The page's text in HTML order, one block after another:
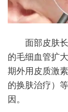
面部皮肤长
的毛细血管扩
期外用皮质激
的换肤治疗）
因。